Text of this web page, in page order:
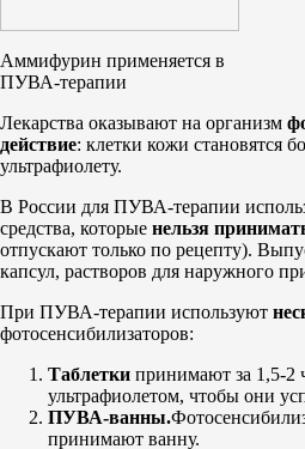
Аммифурин применяется в
ПУВА-терапии
Лекарства оказывают на организм
действие: клетки кожи становятся
ультрафиолету.
В России для ПУВА-терапии
средства, которые нельзя
отпускают только по рецепту).
капсул, растворов для наружного
При ПУВА-терапии используют
фотосенсибилизаторов:
Таблетки принимают за 1,5-2
ультрафиолетом, чтобы они
ПУВА-ванны.
принимают ванну.